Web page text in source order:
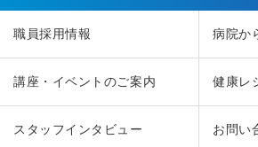
職員採用情報 病院か
講座・イベントのご案内 健康レ
スタッフインタビュー お問い